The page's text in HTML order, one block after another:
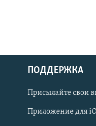
Українською
Qırımtatar
ПОДДЕРЖКА
Присылайте свои
Приложение для